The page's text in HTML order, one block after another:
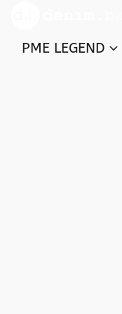
PME LEGEND